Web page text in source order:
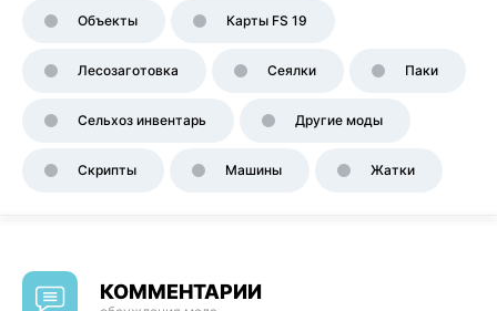
Объекты Карты FS 19
Лесозаготовка Сеялки Паки
Сельхоз инвентарь Другие моды
Скрипты Машины Жатки
КОММЕНТАРИИ